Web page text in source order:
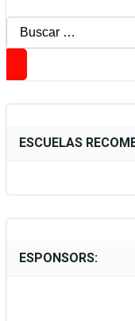
Buscar:
ESCUELAS
ESPONSORS: